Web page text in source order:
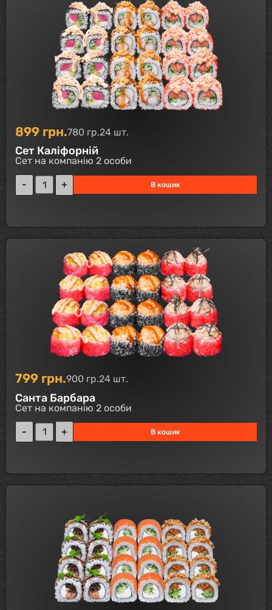
899 грн.780 гр.24 шт.
Сет Каліфорній
Сет на компанію 2 особи
В кошик
799 грн.900 гр.24 шт.
Санта Барбара
Сет на компанію 2 особи
В кошик